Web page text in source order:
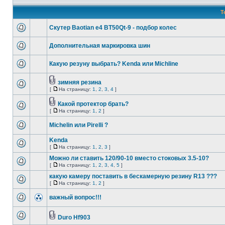
Скутер Baotian e4 BT50Qt-9 - подбор колес
Дополнительная маркировка шин
Какую резуну выбрать? Kenda или Michline
зимняя резина
[ На страницу: 1 2 3 4 ]
Какой протектор брать?
[ На страницу: 1 2 ]
Michelin или Pirelli ?
Kenda
[ На страницу: 1 2 3 ]
Можно ли ставить 120/90-10 вместо стоковых 3.5-10?
[ На страницу: 1 2 3 4 5 ]
какую камеру поставить в бескамерную резину R13 ???
[ На страницу: 1 2 ]
важный вопрос!!!
Duro Hf903